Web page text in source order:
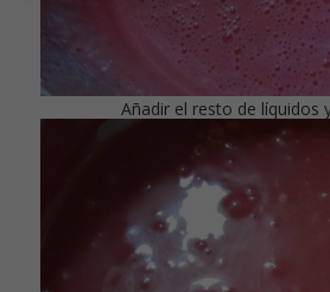
Añadir el resto de líquidos